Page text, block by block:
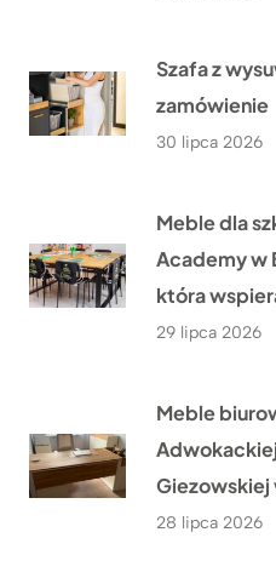
Szafa z
zamówienie
30 lipca 2026
Meble dla
Academy w
która
29 lipca 2026
Meble
Giezowskiej
28 lipca 2026